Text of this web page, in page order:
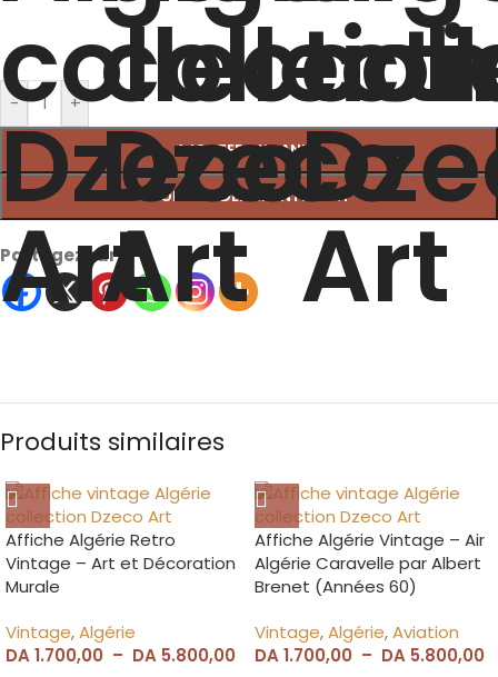
- +
AJOUTER AU PANIER
COMMANDER MAINTENANT
Partagez sur
Produits similaires
Affiche Algérie Retro
Vintage – Art et Décoration
Murale
Vintage,Algérie
DA1.700,00 – DA 5.800,00
Affiche Algérie Vintage – Air
Algérie Caravelle par Albert
Brenet (Années 60)
Vintage,Algérie,Aviation
DA1.700,00 – DA 5.800,00